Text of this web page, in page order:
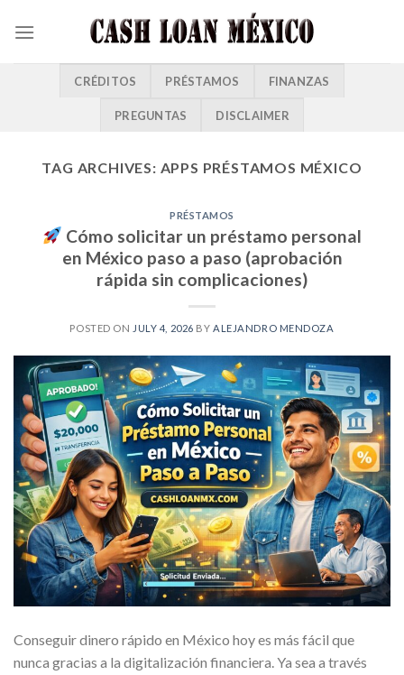
CRÉDITOS PRÉSTAMOS FINANZAS
PREGUNTAS DISCLAIMER
TAG ARCHIVES: APPS PRÉSTAMOS MÉXICO
PRÉSTAMOS
Cómo solicitar un préstamo personal
en México paso a paso (aprobación
rápida sin complicaciones)
POSTED ON JULY 4, 2026 BY ALEJANDRO MENDOZA
Conseguir dinero rápido en México hoy es más fácil que
nunca gracias a la digitalización financiera. Ya sea a través